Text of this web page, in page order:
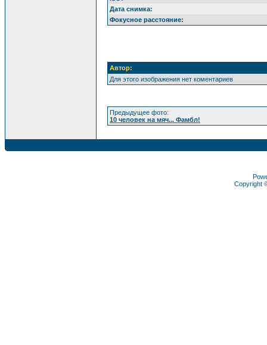
Дата снимка:
Фокусное расстояние:
Автор:
Для этого изображения нет коментариев
Предыдущее фото:
10 человек на мяч... Фамбл!
Copyright